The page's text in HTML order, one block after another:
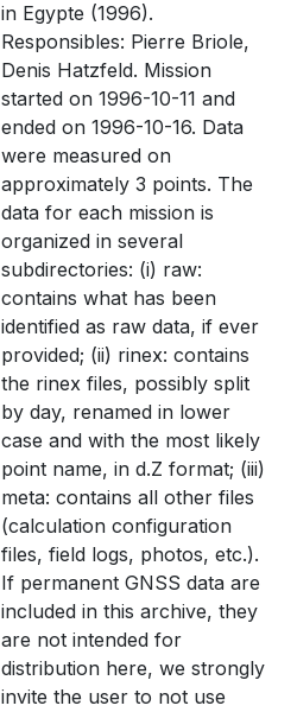
in Egypte (1996).
Responsibles: Pierre Briole,
Denis Hatzfeld. Mission
started on 1996-10-11 and
ended on 1996-10-16. Data
were measured on
approximately 3 points. The
data for each mission is
organized in several
subdirectories: (i) raw:
contains what has been
identified as raw data, if ever
provided; (ii) rinex: contains
the rinex files, possibly split
by day, renamed in lower
case and with the most likely
point name, in d.Z format; (iii)
meta: contains all other files
(calculation configuration
files, field logs, photos, etc.).
If permanent GNSS data are
included in this archive, they
are not intended for
distribution here, we strongly
invite the user to not use